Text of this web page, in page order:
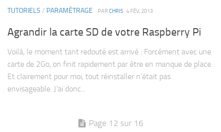
TUTORIELS / PARAMÈTRAGE · PAR CHRIS · 4 FÉV, 2013
Agrandir la carte SD de votre Raspberry Pi
Voilà, le moment tant redouté est arrivé : Forcément avec une
carte de 2Go, on finit rapidement par être en manque de place.
Et clairement pour moi, tout réinstaller n’était pas
envisageable. J’ai donc...
Page 12 sur 16